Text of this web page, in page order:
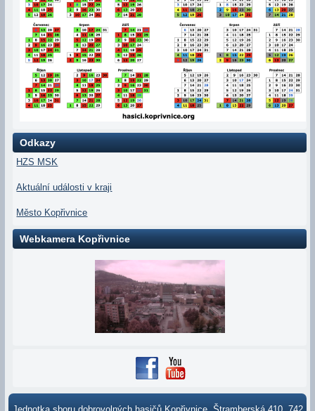
Odkazy
HZS MSK
Aktuální události v kraji
Město Kopřivnice
Webkamera Kopřivnice